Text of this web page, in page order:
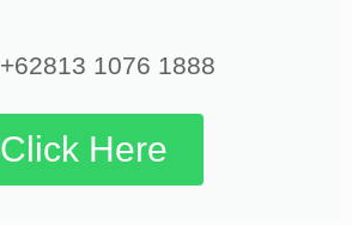
+62813 1076 1888
Click Here